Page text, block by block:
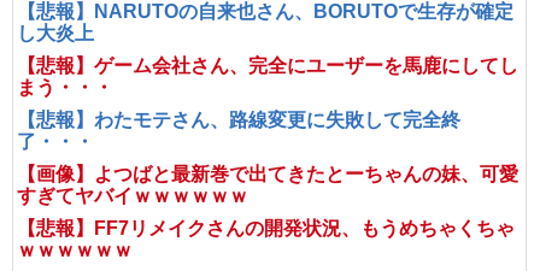
【悲報】NARUTOの自来也さん、BORUTOで生存が確定
し大炎上
【悲報】ゲーム会社さん、完全にユーザーを馬鹿にしてし
まう・・・
【悲報】わたモテさん、路線変更に失敗して完全終
了・・・
【画像】よつばと最新巻で出てきたとーちゃんの妹、可愛
すぎてヤバイｗｗｗｗｗｗ
【悲報】FF7リメイクさんの開発状況、もうめちゃくちゃ
ｗｗｗｗｗｗ